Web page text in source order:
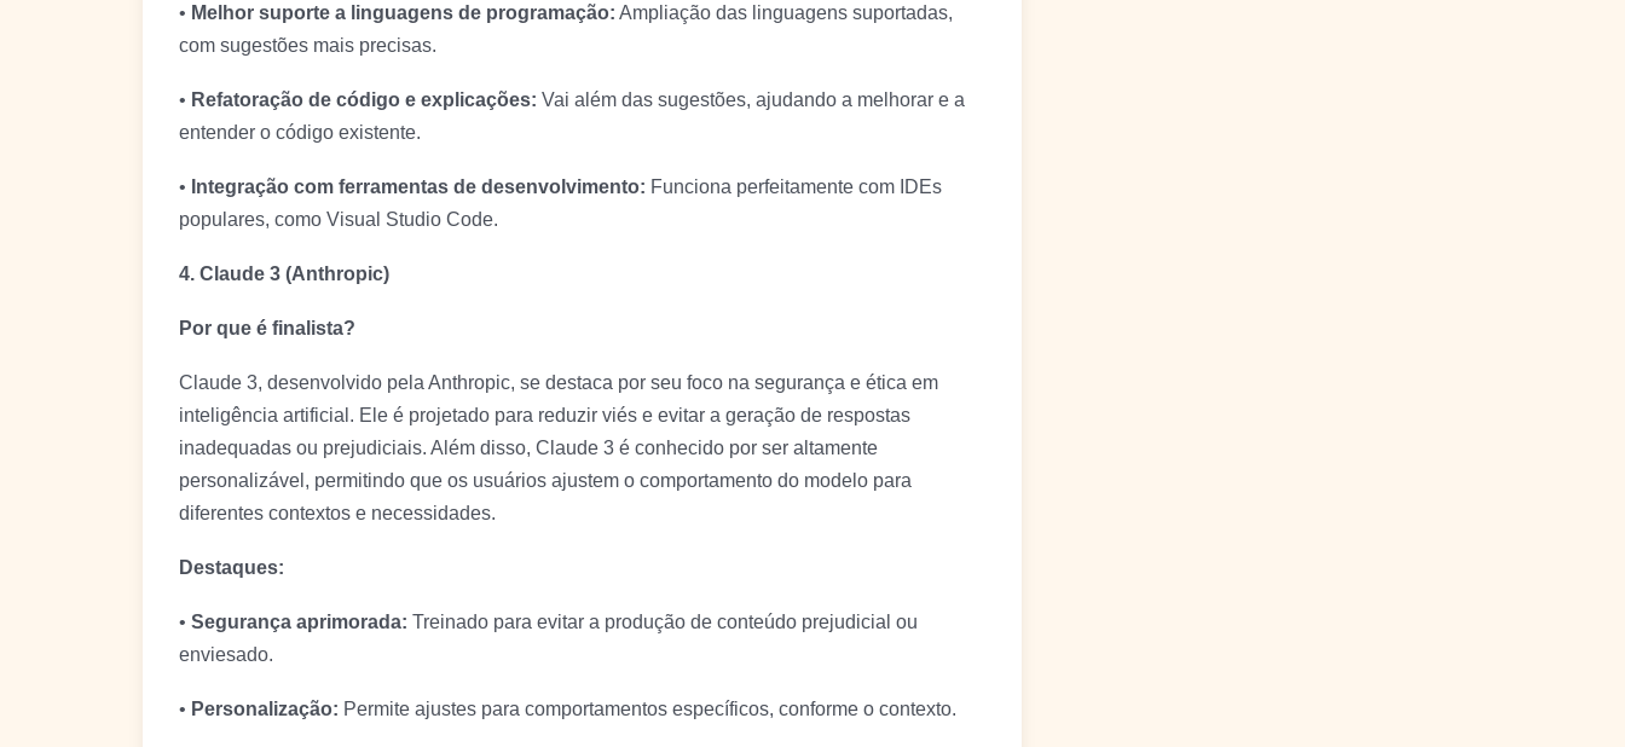
• Melhor suporte a linguagens de programação: Ampliação das linguagens suportadas,
com sugestões mais precisas.
• Refatoração de código e explicações: Vai além das sugestões, ajudando a melhorar e a
entender o código existente.
• Integração com ferramentas de desenvolvimento: Funciona perfeitamente com IDEs
populares, como Visual Studio Code.
4. Claude 3 (Anthropic)
Por que é finalista?
Claude 3, desenvolvido pela Anthropic, se destaca por seu foco na segurança e ética em
inteligência artificial. Ele é projetado para reduzir viés e evitar a geração de respostas
inadequadas ou prejudiciais. Além disso, Claude 3 é conhecido por ser altamente
personalizável, permitindo que os usuários ajustem o comportamento do modelo para
diferentes contextos e necessidades.
Destaques:
• Segurança aprimorada: Treinado para evitar a produção de conteúdo prejudicial ou
enviesado.
• Personalização: Permite ajustes para comportamentos específicos, conforme o contexto.